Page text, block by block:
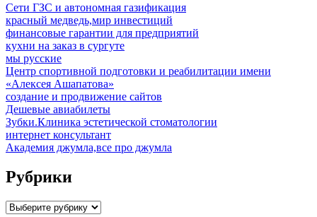
Сети ГЗС и автономная газификация
красный медведь,мир инвестиций
финансовые гарантии для предприятий
кухни на заказ в сургуте
мы русские
Центр спортивной подготовки и реабилитации имени
«Алексея Ашапатова»
создание и продвижение сайтов
Дешевые авиабилеты
Зубки.Клиника эстетической стоматологии
интернет консультант
Академия джумла,все про джумла
Рубрики
Рубрики